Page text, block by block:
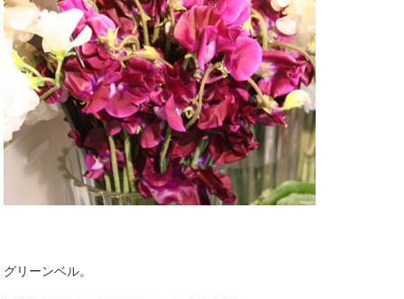
グリーンベル。